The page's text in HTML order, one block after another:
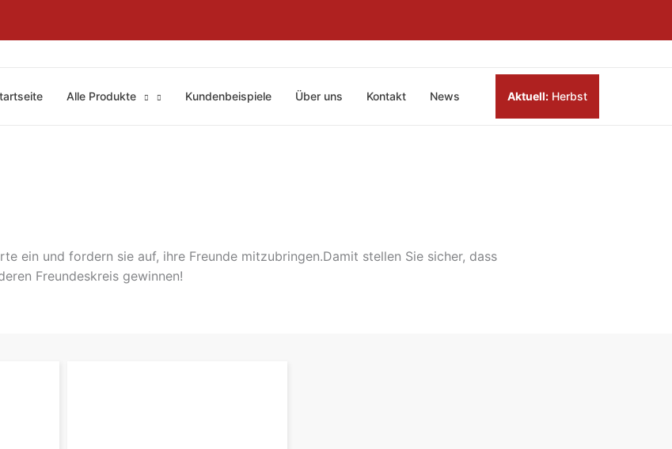
Alle Produkte Kundenbeispiele Über uns Kontakt News Aktuell: Herbst
ein und fordern sie auf, ihre Freunde mitzubringen.Damit stellen Sie sicher, dass
Freundeskreis gewinnen!